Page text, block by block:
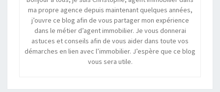
ma propre agence depuis maintenant quelques années,
j’ouvre ce blog afin de vous partager mon expérience
dans le métier d’agent immobilier. Je vous donnerai
astuces et conseils afin de vous aider dans toute vos
démarches en lien avec l’immobilier. J’espère que ce blog
vous sera utile.